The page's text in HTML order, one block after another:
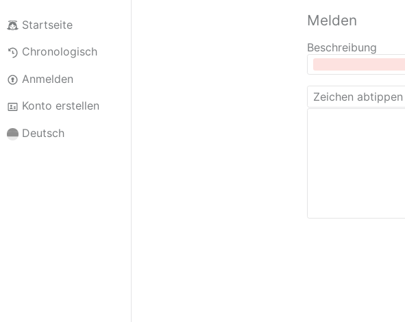
Startseite
Chronologisch
Anmelden
Konto erstellen
Deutsch
Melden
Beschreibung